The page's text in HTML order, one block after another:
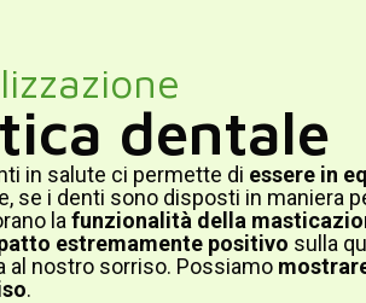
dentale
in salute ci permette di essere in
se i denti sono disposti in maniera
la funzionalità della
estremamente positivo sulla
al nostro sorriso. Possiamo
.